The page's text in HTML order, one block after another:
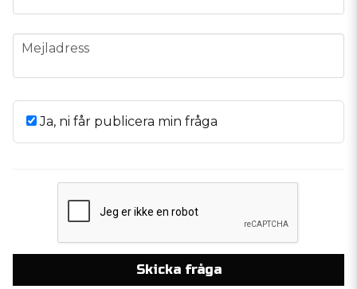
email
Mejladress
Ja, ni får publicera min fråga
Skicka fråga